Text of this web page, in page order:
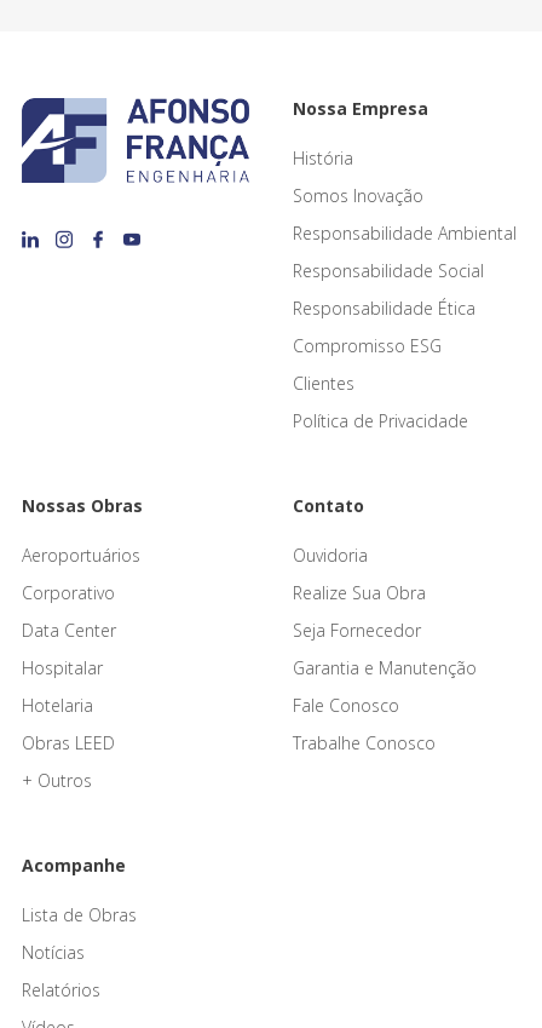
Nossa Empresa
História
Somos Inovação
Responsabilidade Ambiental
Responsabilidade Social
Responsabilidade Ética
Compromisso ESG
Clientes
Política de Privacidade
Nossas Obras
Aeroportuários
Corporativo
Data Center
Hospitalar
Hotelaria
Obras LEED
+ Outros
Contato
Ouvidoria
Realize Sua Obra
Seja Fornecedor
Garantia e Manutenção
Fale Conosco
Trabalhe Conosco
Acompanhe
Lista de Obras
Notícias
Relatórios